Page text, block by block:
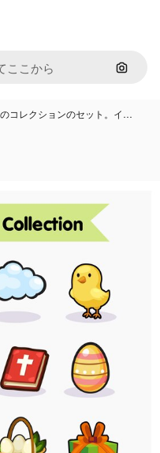
画像で
コレクションのセット。イ…